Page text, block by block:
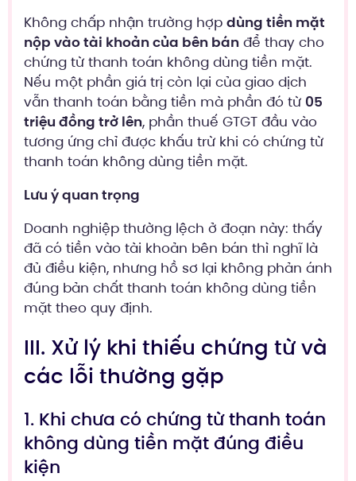
Không chấp nhận trường hợp dùng tiền mặt
nộp vào tài khoản của bên bán để thay cho
chứng từ thanh toán không dùng tiền mặt.
Nếu một phần giá trị còn lại của giao dịch
vẫn thanh toán bằng tiền mà phần đó từ 05
triệu đồng trở lên, phần thuế GTGT đầu vào
tương ứng chỉ được khấu trừ khi có chứng từ
thanh toán không dùng tiền mặt.
Lưu ý quan trọng
Doanh nghiệp thường lệch ở đoạn này: thấy
đã có tiền vào tài khoản bên bán thì nghĩ là
đủ điều kiện, nhưng hồ sơ lại không phản ánh
đúng bản chất thanh toán không dùng tiền
mặt theo quy định.
III. Xử lý khi thiếu chứng từ và
các lỗi thường gặp
1. Khi chưa có chứng từ thanh toán
không dùng tiền mặt đúng điều
kiện